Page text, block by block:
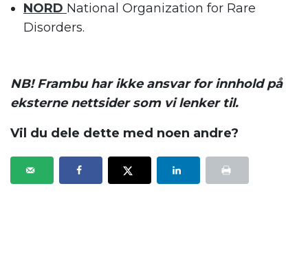
NORD National Organization for Rare
Disorders.
NB! Frambu har ikke ansvar for innhold på
eksterne nettsider som vi lenker til.
Vil du dele dette med noen andre?